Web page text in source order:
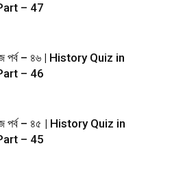
– 47
পর্ব – ৪৬ | History Quiz in
– 46
পর্ব – ৪৫ | History Quiz in
– 45